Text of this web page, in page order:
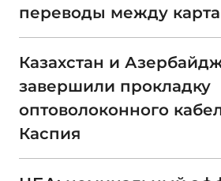
переводы между
Казахстан и
завершили прокладку
оптоволоконного
Каспия